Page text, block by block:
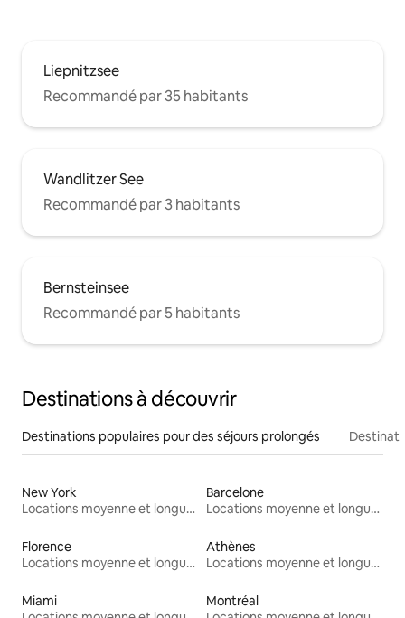
Liepnitzsee
Recommandé par 35 habitants
Wandlitzer See
Recommandé par 3 habitants
Bernsteinsee
Recommandé par 5 habitants
Destinations à découvrir
Destinations populaires pour des séjours prolongés
New York
Locations moyenne et longue durée
Barcelone
Locations moyenne et longue durée
Florence
Locations moyenne et longue durée
Athènes
Locations moyenne et longue durée
Miami
Montréal